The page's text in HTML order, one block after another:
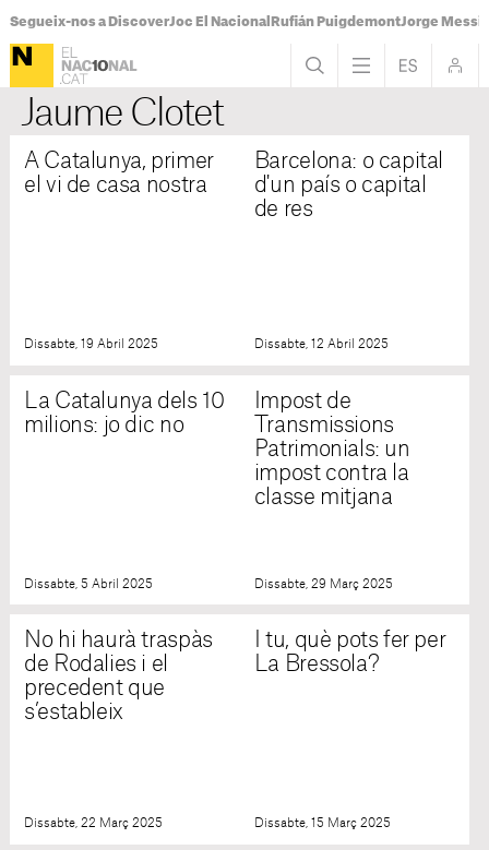
Segueix-nos a DiscoverJoc El Nacional Rufián PuigdemontJorge Messi
Jaume Clotet
A Catalunya, primer
el vi de casa nostra
Dissabte, 19 Abril 2025
Barcelona: o capital
d'un país o capital
de res
Dissabte, 12 Abril 2025
La Catalunya dels 10
milions: jo dic no
Dissabte, 5 Abril 2025
Impost de
Transmissions
Patrimonials: un
impost contra la
classe mitjana
Dissabte, 29 Març 2025
No hi haurà traspàs
de Rodalies i el
precedent que
s’estableix
Dissabte, 22 Març 2025
I tu, què pots fer per
La Bressola?
Dissabte, 15 Març 2025